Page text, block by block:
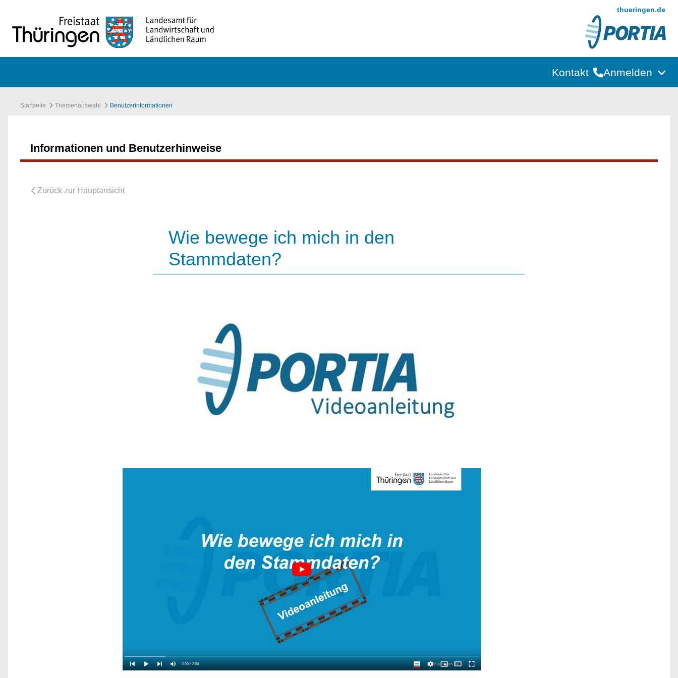
thueringen.de
Kontakt Anmelden
Startseite Themenauswahl Benutzerinformationen
Informationen und Benutzerhinweise
Wie bewege ich mich in den
Stammdaten?